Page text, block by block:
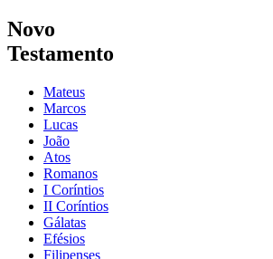
Novo
Testamento
Mateus
Marcos
Lucas
João
Atos
Romanos
I Coríntios
II Coríntios
Gálatas
Efésios
Filipenses